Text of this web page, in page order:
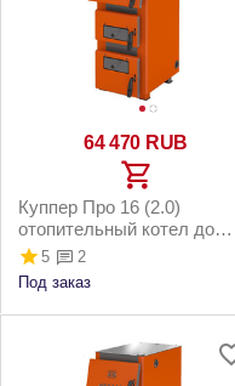
64 470 RUB
Куппер Про 16 (2.0)
отопительный котел до
160м2 16кВт
5
2
Под заказ